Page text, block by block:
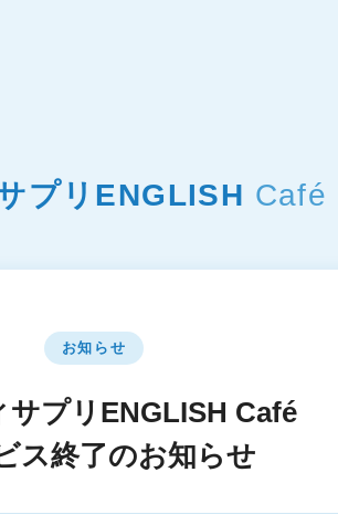
プリENGLISH Café
お知らせ
サプリENGLISH Café
ス終了のお知らせ